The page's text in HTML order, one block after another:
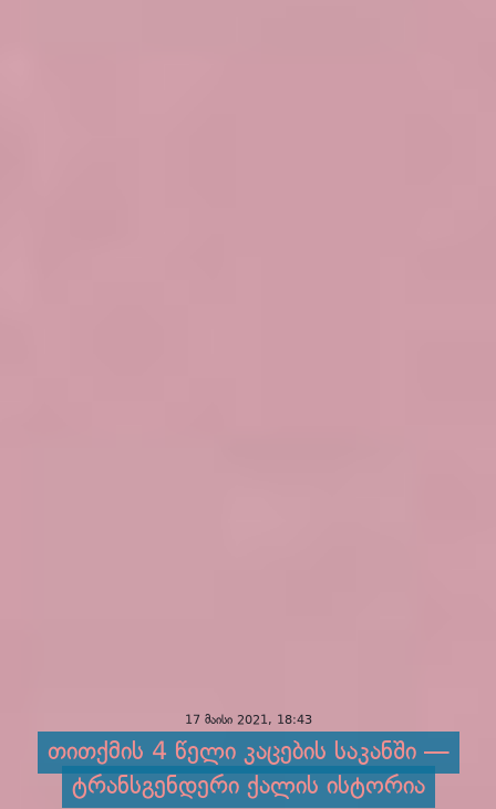
17 მაისი 2021, 18:43
თითქმის 4 წელი კაცების საკანში —
ტრანსგენდერი ქალის ისტორია